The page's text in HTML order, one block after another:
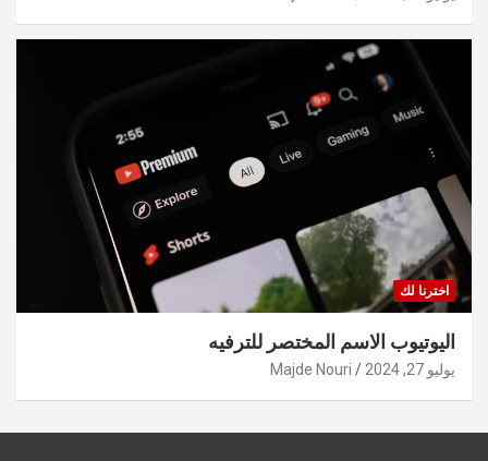
اخترنا لك
اليوتيوب الاسم المختصر للترفيه
يوليو 27, 2024 Majde Nouri